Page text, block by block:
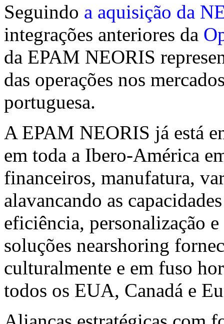
Seguindo a aquisição da
integrações anteriores da
da EPAM NEORIS
das operações nos
portuguesa.
A EPAM NEORIS já está
em toda a Ibero-América
financeiros, manufatura,
alavancando as
eficiência, personalização
soluções nearshoring
culturalmente e em fuso
todos os EUA, Canadá e